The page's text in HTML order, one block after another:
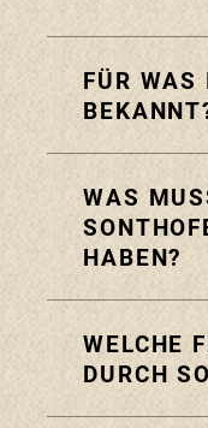
FÜR WAS
WAS
HABEN?
WELCHE
URCH